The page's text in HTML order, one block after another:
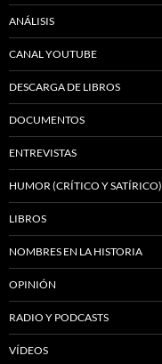
ANÁLISIS
CANAL YOUTUBE
DESCARGA DE LIBROS
DOCUMENTOS
ENTREVISTAS
HUMOR (CRÍTICO Y SATÍRICO)
LIBROS
NOMBRES EN LA HISTORIA
OPINIÓN
RADIO Y PODCASTS
VÍDEOS